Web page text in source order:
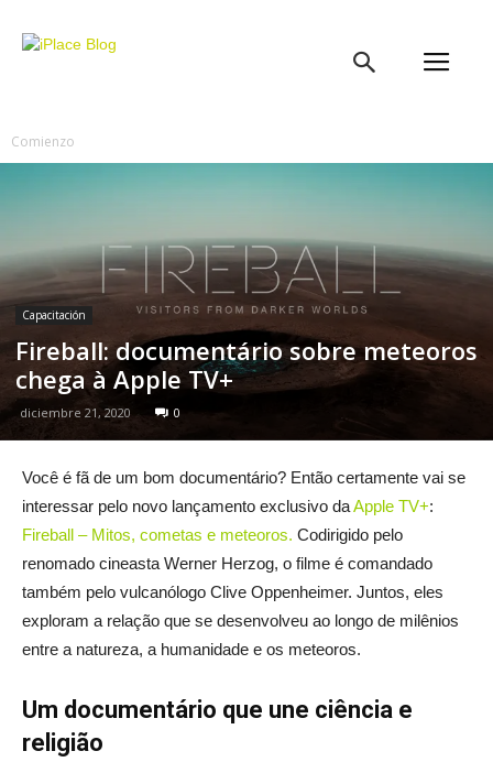
Comienzo
Capacitación
Fireball: documentário sobre meteoros
chega à Apple TV+
diciembre 21, 2020 0
Você é fã de um bom documentário? Então certamente vai se
interessar pelo novo lançamento exclusivo daApple TV+:
Fireball – Mitos, cometas e meteoros. Codirigido pelo
renomado cineasta Werner Herzog, o filme é comandado
também pelo vulcanólogo Clive Oppenheimer. Juntos, eles
exploram a relação que se desenvolveu ao longo de milênios
entre a natureza, a humanidade e os meteoros.
Um documentário que une ciência e
religião